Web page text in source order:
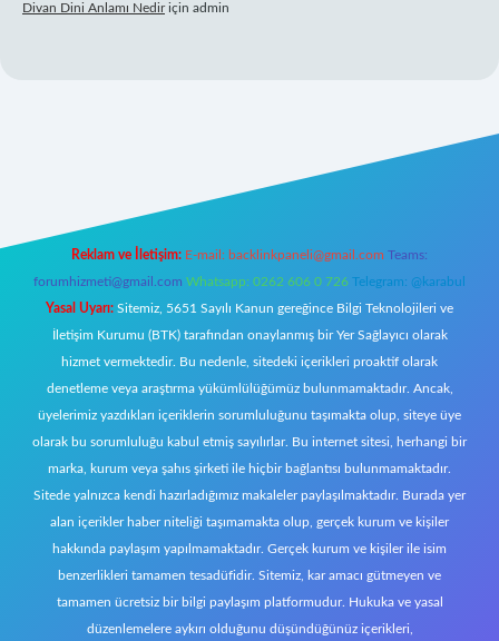
Divan Dini Anlamı Nediriçin admin
Reklam ve İletişim: E-mail: backlinkpaneli@gmail.com Teams:
forumhizmeti@gmail.com Whatsapp: 0262 606 0 726 Telegram: @karabul
Yasal Uyarı: Sitemiz, 5651 Sayılı Kanun gereğince Bilgi Teknolojileri ve
İletişim Kurumu (BTK) tarafından onaylanmış bir Yer Sağlayıcı olarak
hizmet vermektedir. Bu nedenle, sitedeki içerikleri proaktif olarak
denetleme veya araştırma yükümlülüğümüz bulunmamaktadır. Ancak,
üyelerimiz yazdıkları içeriklerin sorumluluğunu taşımakta olup, siteye üye
olarak bu sorumluluğu kabul etmiş sayılırlar. Bu internet sitesi, herhangi bir
marka, kurum veya şahıs şirketi ile hiçbir bağlantısı bulunmamaktadır.
Sitede yalnızca kendi hazırladığımız makaleler paylaşılmaktadır. Burada yer
alan içerikler haber niteliği taşımamakta olup, gerçek kurum ve kişiler
hakkında paylaşım yapılmamaktadır. Gerçek kurum ve kişiler ile isim
benzerlikleri tamamen tesadüfidir. Sitemiz, kar amacı gütmeyen ve
tamamen ücretsiz bir bilgi paylaşım platformudur. Hukuka ve yasal
düzenlemelere aykırı olduğunu düşündüğünüz içerikleri,